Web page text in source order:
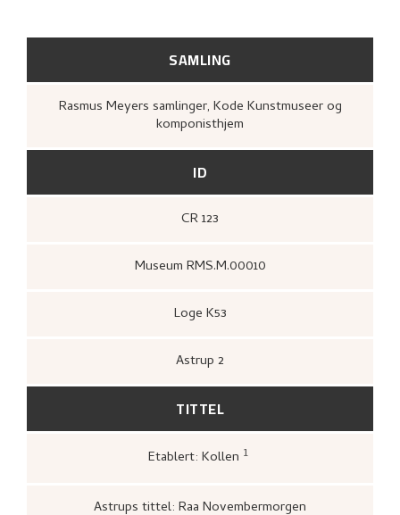
SAMLING
Rasmus Meyers samlinger, Kode Kunstmuseer og
komponisthjem
ID
CR 123
Museum RMS.M.00010
Loge K53
Astrup 2
TITTEL
Etablert: Kollen 1
(Bergen: Bergens kommunale
Astrups tittel: Raa Novembermorgen